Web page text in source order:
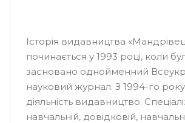
Історія видавництва
починається у 1993 році, коли
засновано однойменний
науковий журнал. З 1994-го
діяльність видавництво.
навчальній, довідковій,